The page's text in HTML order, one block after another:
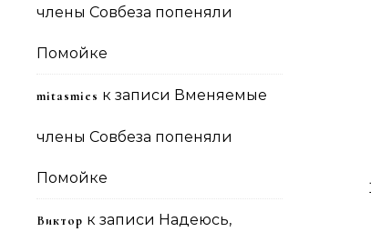
члены Совбеза попеняли
Помойке
mitasmies к записи Вменяемые
члены Совбеза попеняли
Помойке
Виктор к записи Надеюсь,